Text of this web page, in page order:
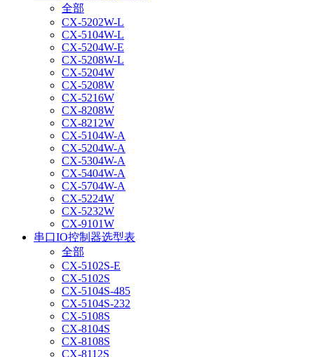
全部
CX-5202W-L
CX-5104W-L
CX-5204W-E
CX-5208W-L
CX-5204W
CX-5208W
CX-5216W
CX-8208W
CX-8212W
CX-5104W-A
CX-5204W-A
CX-5304W-A
CX-5404W-A
CX-5704W-A
CX-5224W
CX-5232W
CX-9101W
串口IO控制器选型表
全部
CX-5102S-E
CX-5102S
CX-5104S-485
CX-5104S-232
CX-5108S
CX-8104S
CX-8108S
CX-8112S